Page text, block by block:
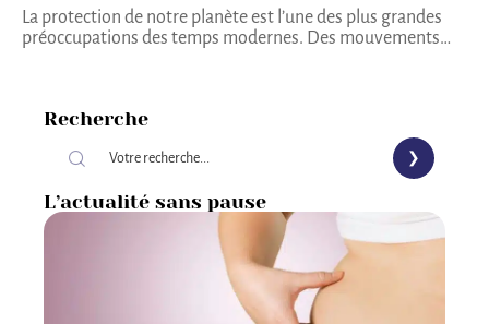
La protection de notre planète est l’une des plus grandes
préoccupations des temps modernes. Des mouvements…
Recherche
L’actualité sans pause